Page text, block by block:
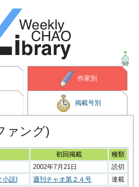
作家別
掲載号別
ァング)
初回掲載 種類
2002年7月21日
読切
小説)
週刊チャオ第２４号
連載